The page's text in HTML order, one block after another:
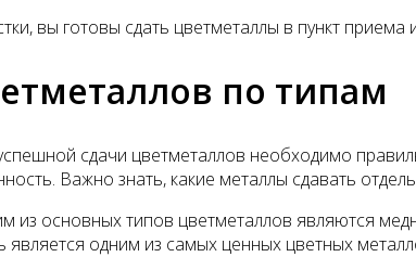
вы готовы сдать цветметаллы в пункт приема
по типам
сдачи цветметаллов необходимо
Важно знать, какие металлы сдавать
из основных типов цветметаллов являются
является одним из самых ценных цветных